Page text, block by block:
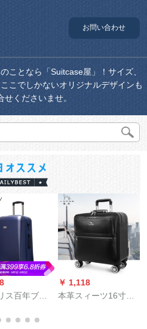
お問い合わせ
ことなら「Suitcase屋」！サイズ、
こでしかないオリジナルデザインも
くださいませ。
ス百年ブリ
ポーツ男子
￥ 1,118
本革スィーツ16寸の